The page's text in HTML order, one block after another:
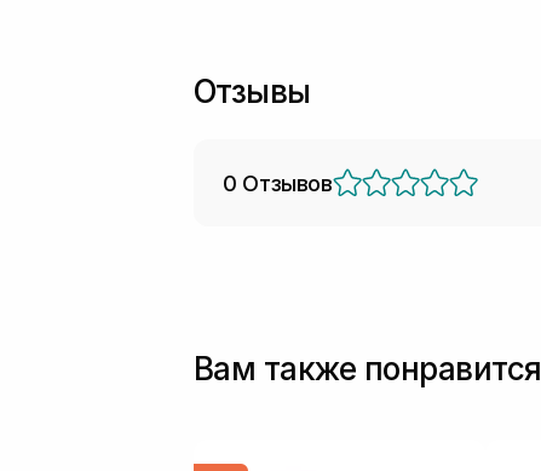
Отзывы
0 Отзывов
Вам также понравится